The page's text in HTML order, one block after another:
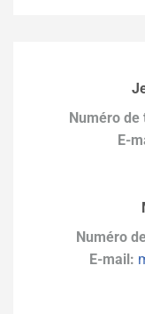
Numéro
E-
Numéro
E-mail: